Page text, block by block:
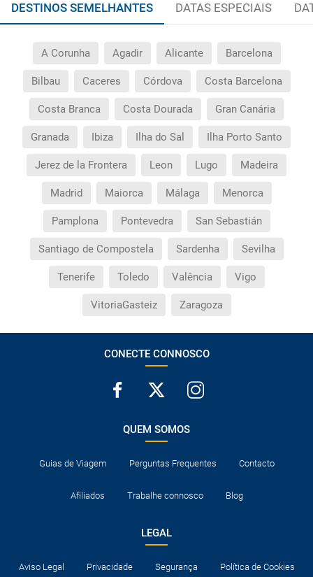
DESTINOS SEMELHANTES DATAS ESPECIAIS
A Corunha Agadir Alicante Barcelona
Bilbau Caceres Córdova Costa Barcelona
Costa Branca Costa Dourada Gran Canária
Granada Ibiza Ilha do Sal Ilha Porto Santo
Jerez de la Frontera Leon Lugo Madeira
Madrid Maiorca Málaga Menorca
Pamplona Pontevedra San Sebastián
Santiago de Compostela Sardenha Sevilha
Tenerife Toledo Valência Vigo
VitoriaGasteiz Zaragoza
CONECTE CONNOSCO
QUEM SOMOS
Guias de Viagem Perguntas Frequentes Contacto
Afiliados Trabalhe connosco Blog
LEGAL
Aviso Legal Privacidade Segurança Política de Cookies